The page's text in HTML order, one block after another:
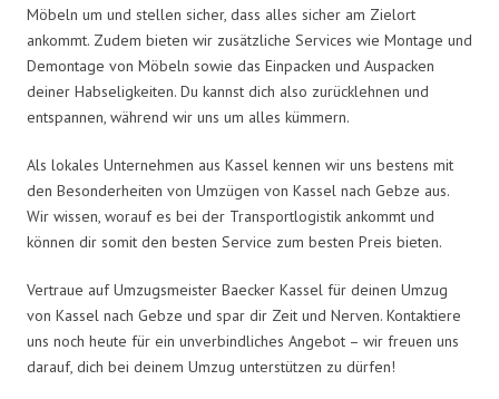
Möbeln um und stellen sicher, dass alles sicher am Zielort
ankommt. Zudem bieten wir zusätzliche Services wie Montage und
Demontage von Möbeln sowie das Einpacken und Auspacken
deiner Habseligkeiten. Du kannst dich also zurücklehnen und
entspannen, während wir uns um alles kümmern.
Als lokales Unternehmen aus Kassel kennen wir uns bestens mit
den Besonderheiten von Umzügen von Kassel nach Gebze aus.
Wir wissen, worauf es bei der Transportlogistik ankommt und
können dir somit den besten Service zum besten Preis bieten.
Vertraue auf Umzugsmeister Baecker Kassel für deinen Umzug
von Kassel nach Gebze und spar dir Zeit und Nerven. Kontaktiere
uns noch heute für ein unverbindliches Angebot – wir freuen uns
darauf, dich bei deinem Umzug unterstützen zu dürfen!